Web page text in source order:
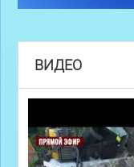
ВИДЕО